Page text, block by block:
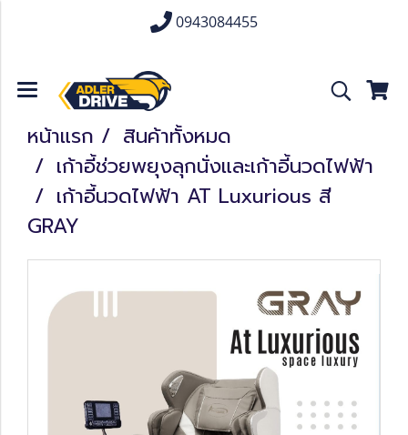
0943084455
หน้าแรก
สินค้าทั้งหมด
เก้าอี้ช่วยพยุงลุกนั่งและเก้าอี้นวดไฟฟ้า
เก้าอี้นวดไฟฟ้า AT Luxurious สี
GRAY